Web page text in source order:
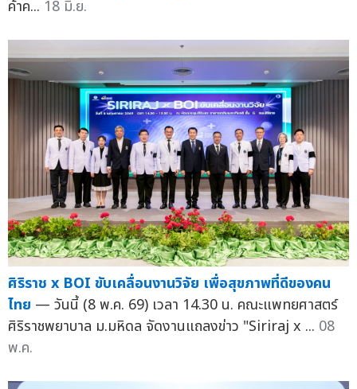
ค้าค... 18 มิ.ย.
ศิริราช x BOI ขับเคลื่อนงานวิจัย เพื่อสุขภาพที่ดีของคน
ไทย — วันนี้ (8 พ.ค. 69) เวลา 14.30 น. คณะแพทยศาสตร์
ศิริราชพยาบาล ม.มหิดล จัดงานแถลงข่าว "Siriraj x ... 08
พ.ค.